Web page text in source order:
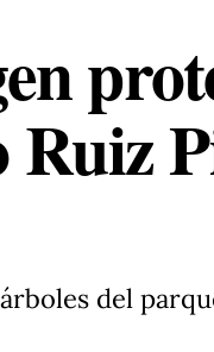
del